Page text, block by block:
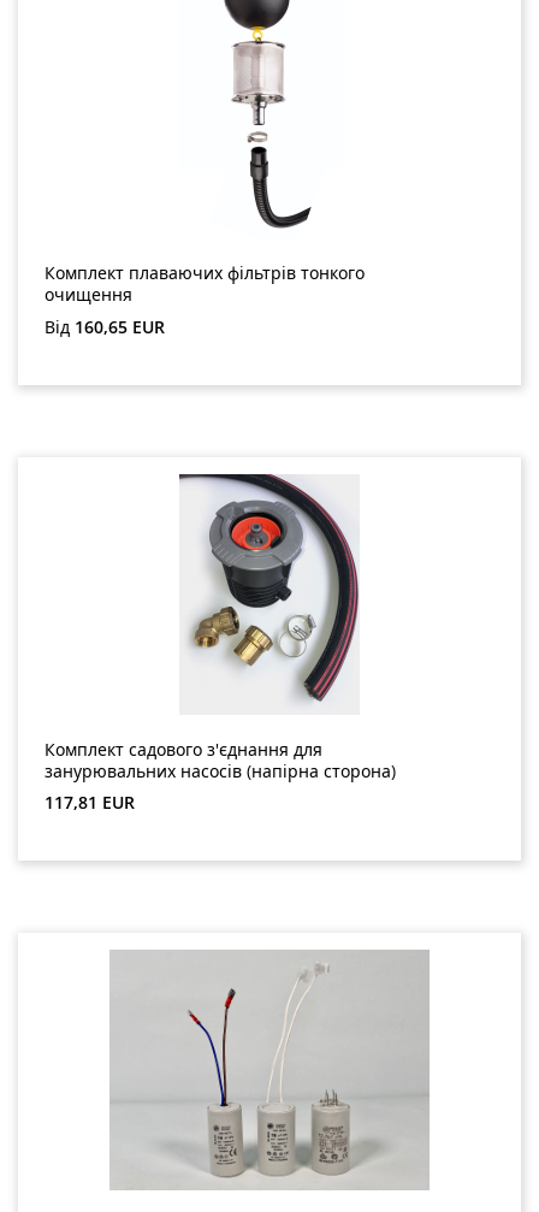
Комплект плаваючих фільтрів тонкого
очищення
Звичайна ціна:
Від 160,65 EUR
Комплект садового з'єднання для
занурювальних насосів (напірна сторона)
Звичайна ціна:
117,81 EUR